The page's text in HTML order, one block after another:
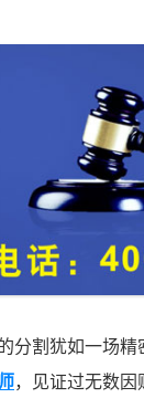
割犹如一场精
，见证过无数